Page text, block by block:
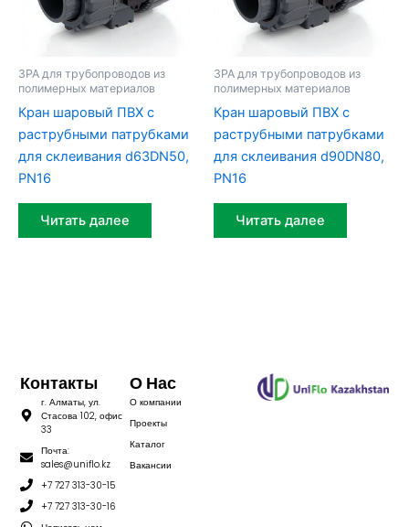
ЗРА для трубопроводов из
полимерных материалов
Кран шаровый ПВХ c
раструбными патрубками
для склеивания d63DN50,
PN16
Читать далее
ЗРА для трубопроводов из
полимерных материалов
Кран шаровый ПВХ c
раструбными патрубками
для склеивания d90DN80,
PN16
Читать далее
О Нас
О компании
Проекты
Каталог
Вакансии
Контакты
г. Алматы, ул.
Стасова 102, офис
33
Почта:
sales@uniflo.kz
+7 727 313-30-15
+7 727 313-30-16